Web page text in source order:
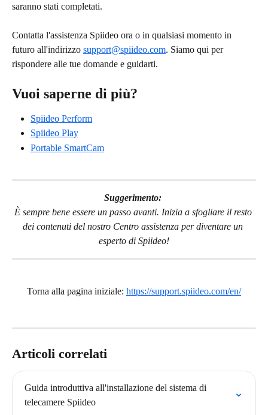
saranno stati completati.
Contatta l'assistenza Spiideo ora o in qualsiasi momento in
futuro all'indirizzo support@spiideo.com. Siamo qui per
rispondere alle tue domande e guidarti.
Vuoi saperne di più?
Spiideo Perform
Spiideo Play
Portable SmartCam
Suggerimento:
È sempre bene essere un passo avanti. Inizia a sfogliare il resto
dei contenuti del nostro Centro assistenza per diventare un
esperto di Spiideo!
Torna alla pagina iniziale: https://support.spiideo.com/en/
Articoli correlati
Guida introduttiva all'installazione del sistema di
telecamere Spiideo